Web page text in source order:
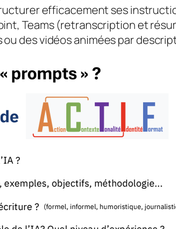
efficacement ses
Teams (retranscription et
ou des vidéos animées par